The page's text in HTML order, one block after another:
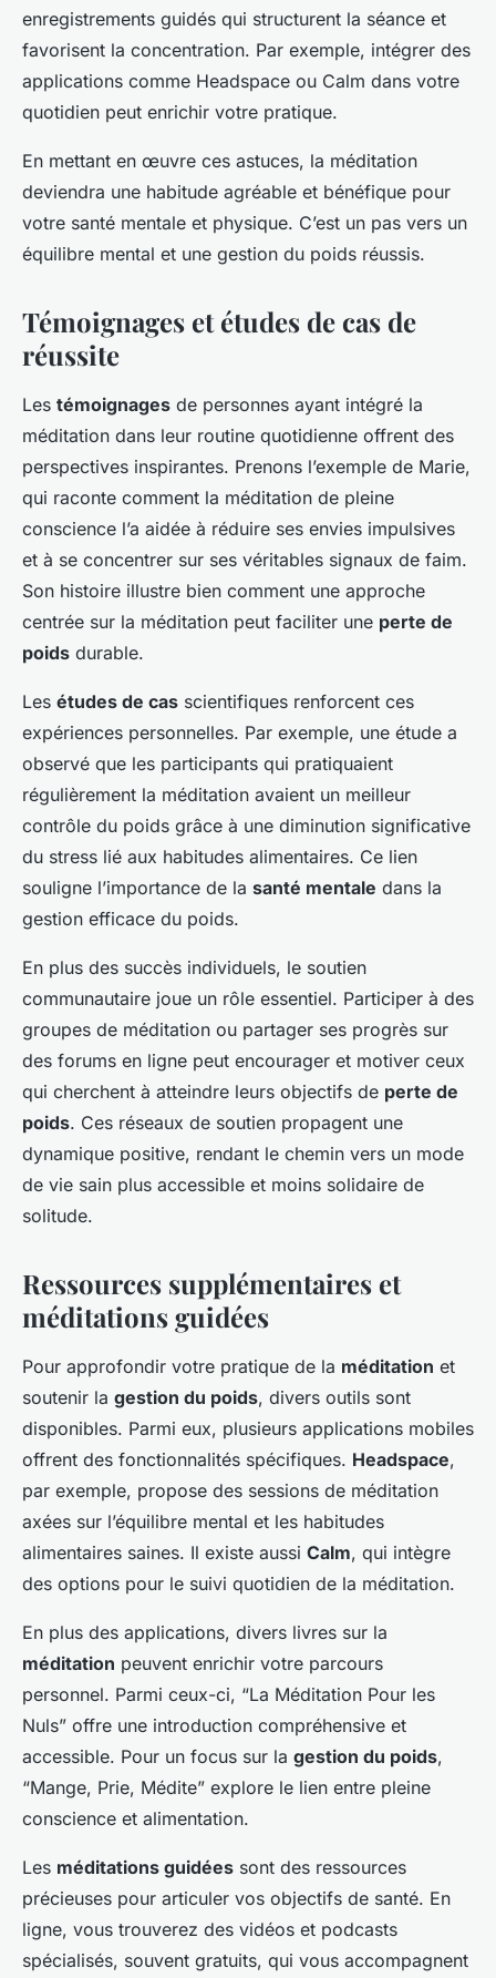
enregistrements guidés qui structurent la séance et
favorisent la concentration. Par exemple, intégrer des
applications comme Headspace ou Calm dans votre
quotidien peut enrichir votre pratique.
En mettant en œuvre ces astuces, la méditation
deviendra une habitude agréable et bénéfique pour
votre santé mentale et physique. C’est un pas vers un
équilibre mental et une gestion du poids réussis.
Témoignages et études de cas de
réussite
Les témoignages de personnes ayant intégré la
méditation dans leur routine quotidienne offrent des
perspectives inspirantes. Prenons l’exemple de Marie,
qui raconte comment la méditation de pleine
conscience l’a aidée à réduire ses envies impulsives
et à se concentrer sur ses véritables signaux de faim.
Son histoire illustre bien comment une approche
centrée sur la méditation peut faciliter une perte de
poids durable.
Les études de cas scientifiques renforcent ces
expériences personnelles. Par exemple, une étude a
observé que les participants qui pratiquaient
régulièrement la méditation avaient un meilleur
contrôle du poids grâce à une diminution significative
du stress lié aux habitudes alimentaires. Ce lien
souligne l’importance de la santé mentale dans la
gestion efficace du poids.
En plus des succès individuels, le soutien
communautaire joue un rôle essentiel. Participer à des
groupes de méditation ou partager ses progrès sur
des forums en ligne peut encourager et motiver ceux
qui cherchent à atteindre leurs objectifs de perte de
poids. Ces réseaux de soutien propagent une
dynamique positive, rendant le chemin vers un mode
de vie sain plus accessible et moins solidaire de
solitude.
Ressources supplémentaires et
méditations guidées
Pour approfondir votre pratique de la méditation et
soutenir la gestion du poids, divers outils sont
disponibles. Parmi eux, plusieurs applications mobiles
offrent des fonctionnalités spécifiques. Headspace,
par exemple, propose des sessions de méditation
axées sur l’équilibre mental et les habitudes
alimentaires saines. Il existe aussi Calm, qui intègre
des options pour le suivi quotidien de la méditation.
En plus des applications, divers livres sur la
méditation peuvent enrichir votre parcours
personnel. Parmi ceux-ci, “La Méditation Pour les
Nuls” offre une introduction compréhensive et
accessible. Pour un focus sur la gestion du poids,
“Mange, Prie, Médite” explore le lien entre pleine
conscience et alimentation.
Les méditations guidées sont des ressources
précieuses pour articuler vos objectifs de santé. En
ligne, vous trouverez des vidéos et podcasts
spécialisés, souvent gratuits, qui vous accompagnent